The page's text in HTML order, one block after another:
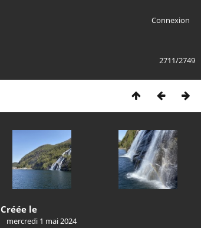
Connexion
2711/2749
Créée le
mercredi 1 mai 2024